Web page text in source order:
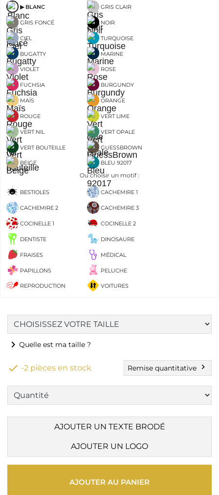
BLANC GRIS CLAIR
GRIS FONCÉ NOIR
CIEL TURQUOISE
BUGATTY MARINE
VIOLET ROSE
FUCHSIA BURGUNDY
MAÏS ORANGE
ROUGE VERT LIME
VERT NIL VERT OPALE
VERT BOUTEILLE GUESSBROWN
BEIGE BLEU 92017
Ou choisir un motif :
BESTIOLES CACHEMIRE 1
CACHEMIRE 2 CACHEMIRE 3
COCINELLE 1 COCINELLE 2
DENTISTE DINOSAURE
FRAISES MÉDICAL
PAPILLONS PELUCHE
REPRODUCTION VOITURES
chevron_right Quelle est ma taille ?
 -2 pièces en stock Remise quantitative chevron_right
AJOUTER UN TEXTE BRODÉ
AJOUTER UN LOGO
AJOUTER AU PANIER